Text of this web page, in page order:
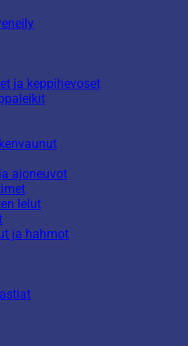
ja keppihevoset
ajoneuvot
lelut
ja hahmot